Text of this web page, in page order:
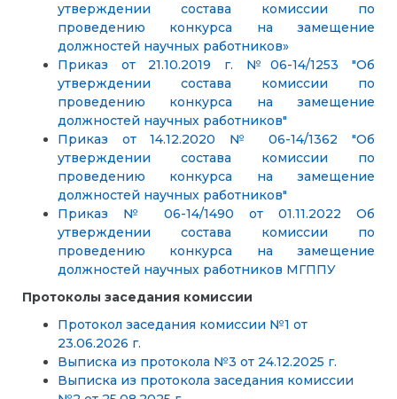
утверждении состава комиссии по
проведению конкурса на замещение
должностей научных работников»
Приказ от 21.10.2019 г. №06-14/1253 "Об
утверждении состава комиссии по
проведению конкурса на замещение
должностей научных работников"
Приказ от 14.12.2020 № 06-14/1362 "Об
утверждении состава комиссии по
проведению конкурса на замещение
должностей научных работников"
Приказ № 06-14/1490 от 01.11.2022 Об
утверждении состава комиссии по
проведению конкурса на замещение
должностей научных работников МГППУ
Протоколы заседания комиссии
Протокол заседания комиссии №1 от
23.06.2026 г.
Выписка из протокола №3 от 24.12.2025 г.
Выписка из протокола заседания комиссии